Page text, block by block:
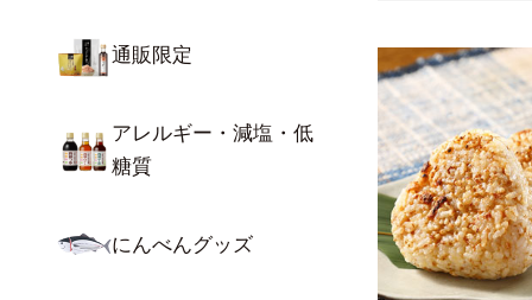
通販限定
アレルギー・減塩・低
糖質
にんべんグッズ